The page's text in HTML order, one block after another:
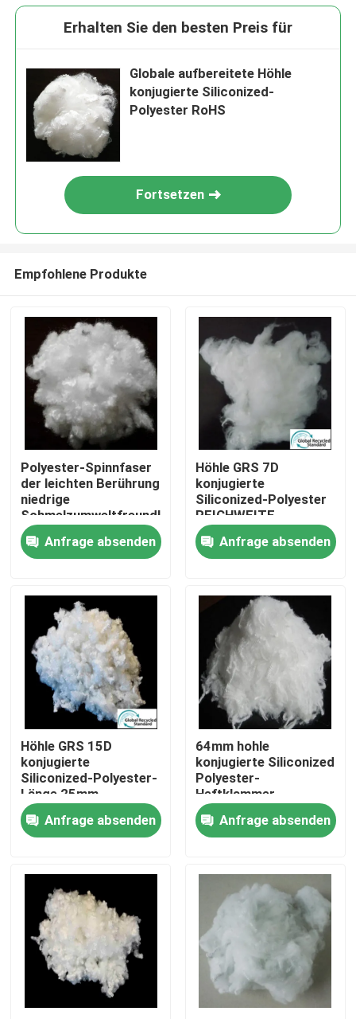
Startseite
Produkte
Über uns
Fabrik Tour
Qualitätskontrolle
Kontakt
Dickflüssige Spinnfaser
Recycelte Polyester-Stapelfaser
Polypropylen-Stapelfaser
Erhalten Sie den besten Preis für
Globale aufbereitete Höhle
konjugierte Siliconized-
Polyester RoHS
Fortsetzen
Empfohlene Produkte
Polyester-Spinnfaser
der leichten Berührung
niedrige
Schmelzumweltfreundlich
für Spielzeug
Anfrage absenden
Höhle GRS 7D
konjugierte
Siliconized-Polyester
REICHWEITE
Anfrage absenden
Höhle GRS 15D
konjugierte
Siliconized-Polyester-
Länge 25mm
Anfrage absenden
64mm hohle
konjugierte Siliconized
Polyester-
Heftklammer-
Jungfrau
Anfrage absenden